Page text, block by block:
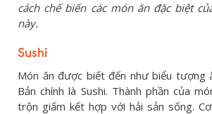
cách chế biến các món ăn đặc biệt
này.
Sushi
Món ăn được biết đến như biểu tượng
Bản chính là Sushi. Thành phần của
trộn giấm kết hợp với hải sản sống.